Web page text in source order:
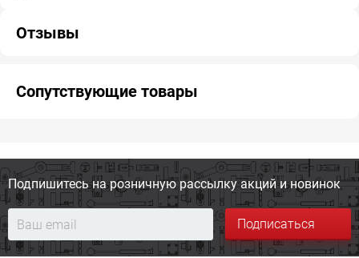
Отзывы
Сопутствующие товары
Подпишитесь на розничную рассылку акций и новинок
Подписаться